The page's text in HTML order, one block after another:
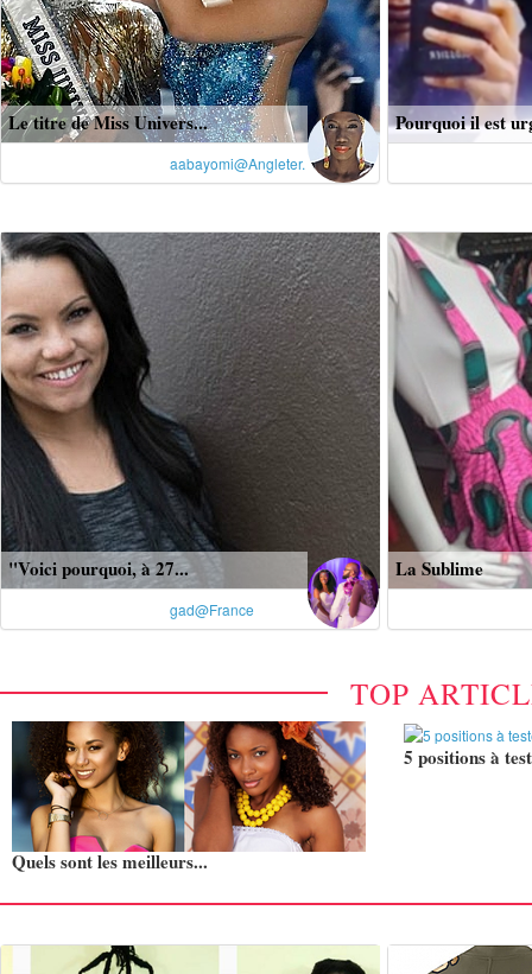
Le titre de Miss Univers...
aabayomi@Angleter.
Pourquoi il est
"Voici pourquoi, à 27...
gad@France
La Sublime
TOP
Quels sont les meilleurs...
5 positions à